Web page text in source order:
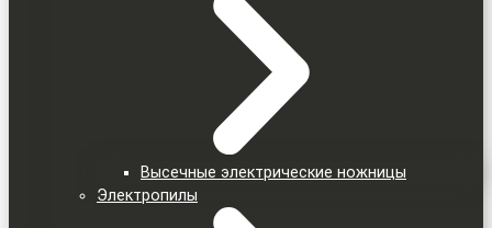
Высечные электрические ножницы
Электропилы